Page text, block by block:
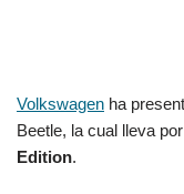
Volkswagen ha
Beetle, la cual lleva
Edition.